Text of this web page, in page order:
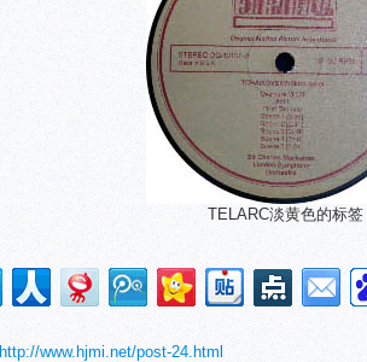
TELARC淡黄色的标签
http://www.hjmi.net/post-24.html